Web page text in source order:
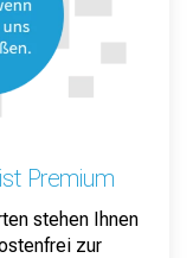
Premium
stehen Ihnen
zur